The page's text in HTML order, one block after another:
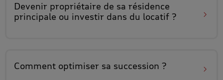
Devenir propriétaire de sa résidence
principale ou investir dans du locatif ?
Comment optimiser sa succession ?